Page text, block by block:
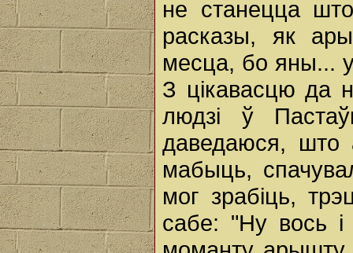
не станецца
расказы, як
месца, бо яны...
З цікавасцю да
людзі ў
даведаюся, што
мабыць,
мог зрабіць,
сабе: "Ну вось i